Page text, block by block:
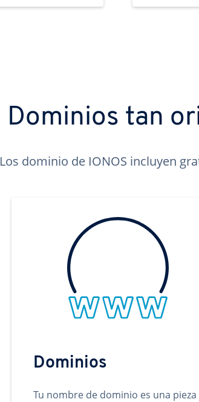
Dominios tan
Los dominio de IONOS incluyen
Dominios
Tu nombre de dominio es una pieza